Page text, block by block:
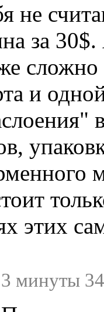
не
за
сложно
и
этих
минуты